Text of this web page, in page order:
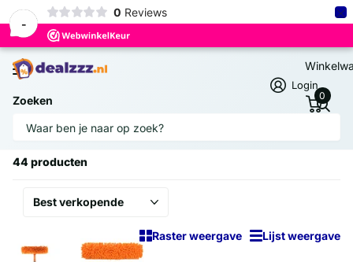
-
0 Reviews ×
Zoeken
Login
0
Homepage
Exterieur
44 producten
Raster weergave Lijst weergave